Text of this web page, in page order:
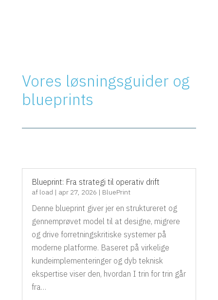
Vores løsningsguider og
blueprints
Blueprint: Fra strategi til operativ drift
af load | apr 27, 2026 | BluePrint
Denne blueprint giver jer en struktureret og
gennemprøvet model til at designe, migrere
og drive forretningskritiske systemer på
moderne platforme. Baseret på virkelige
kundeimplementeringer og dyb teknisk
ekspertise viser den, hvordan I trin for trin går
fra…